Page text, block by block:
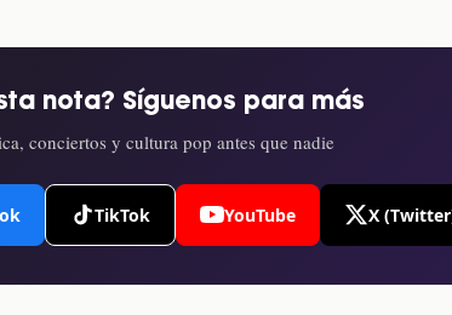
nota? Síguenos para más
conciertos y cultura pop antes que nadie
TikTok YouTube X